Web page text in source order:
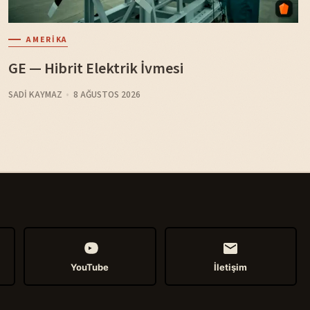
AMERIKA
GE — Hibrit Elektrik İvmesi
SADI KAYMAZ 8 AĞUSTOS 2026
YouTube İletişim